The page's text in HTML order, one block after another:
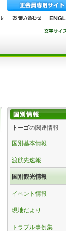
トーゴの関連情報
国別基本情報
渡航先速報
国別観光情報
イベント情報
現地だより
トラブル事例集